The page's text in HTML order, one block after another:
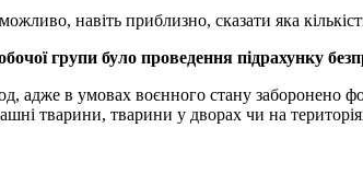
навіть приблизно, сказати яка
групи було проведення підрахунку
адже в умовах воєнного стану заборонено
тварини, тварини у дворах чи на